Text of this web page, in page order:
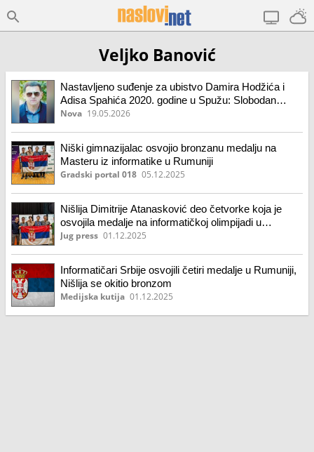
Veljko Banović
Nastavljeno suđenje za ubistvo Damira Hodžića i
Adisa Spahića 2020. godine u Spužu: Slobodan
Kašćelan procesno sposoban da prati postupak
Nova 19.05.2026
Niški gimnazijalac osvojio bronzanu medalju na
Masteru iz informatike u Rumuniji
Gradski portal 018 05.12.2025
Nišlija Dimitrije Atanasković deo četvorke koja je
osvojila medalje na informatičkoj olimpijadi u
Bukureštu
Jug press 01.12.2025
Informatičari Srbije osvojili četiri medalje u Rumuniji,
Nišlija se okitio bronzom
Medijska kutija 01.12.2025